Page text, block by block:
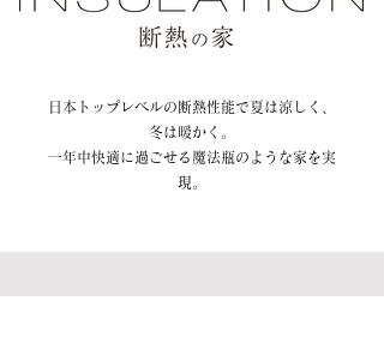
日本トップレベルの断熱性能で夏は涼しく、
冬は暖かく。
一年中快適に過ごせる魔法瓶のような家を実
現。